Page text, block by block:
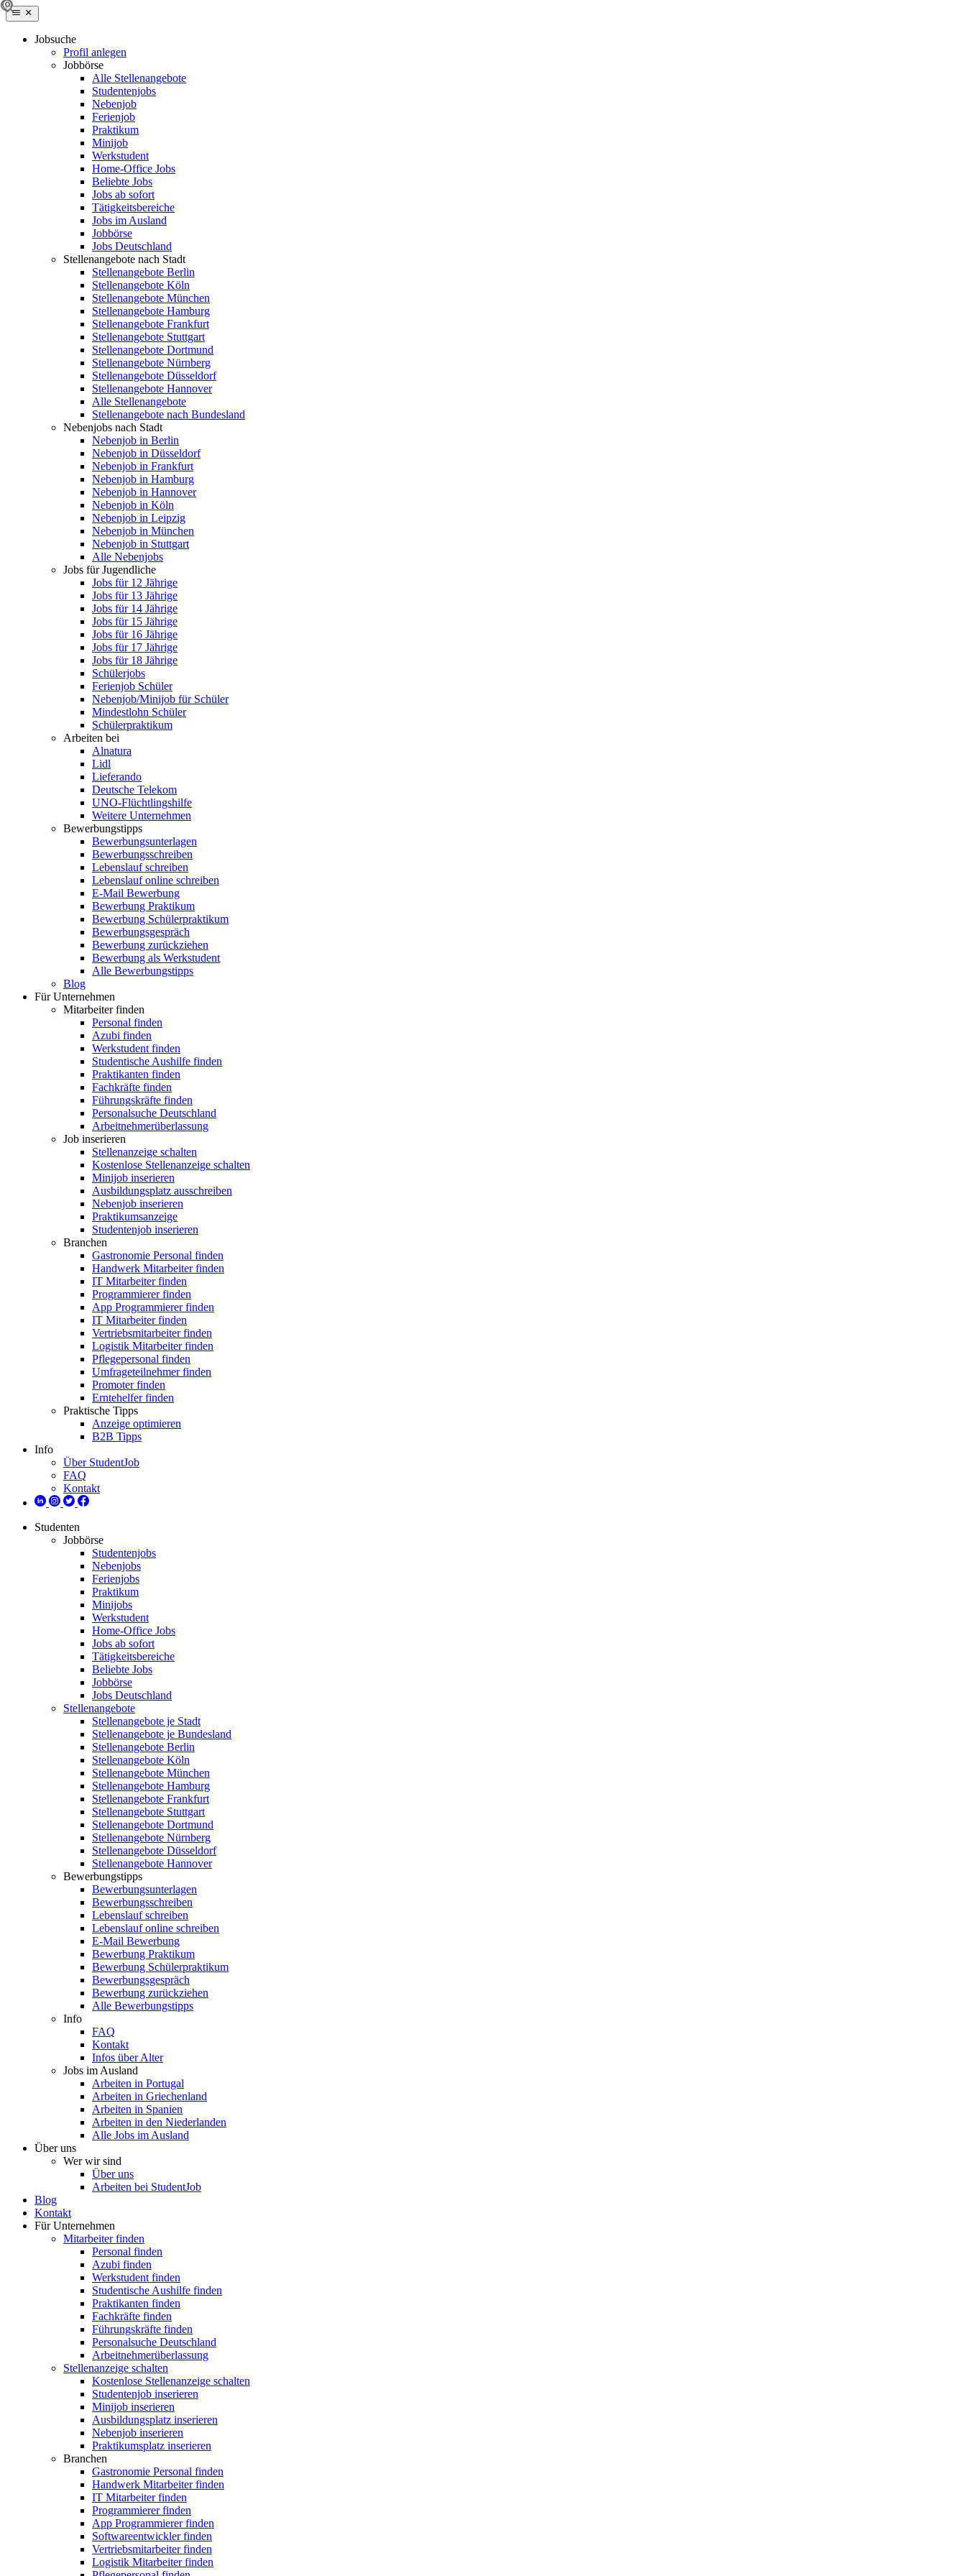
Jobsuche
Profil anlegen
Jobbörse
Alle Stellenangebote
Studentenjobs
Nebenjob
Ferienjob
Praktikum
Minijob
Werkstudent
Home-Office Jobs
Beliebte Jobs
Jobs ab sofort
Tätigkeitsbereiche
Jobs im Ausland
Jobbörse
Jobs Deutschland
Stellenangebote nach Stadt
Stellenangebote Berlin
Stellenangebote Köln
Stellenangebote München
Stellenangebote Hamburg
Stellenangebote Frankfurt
Stellenangebote Stuttgart
Stellenangebote Dortmund
Stellenangebote Nürnberg
Stellenangebote Düsseldorf
Stellenangebote Hannover
Alle Stellenangebote
Stellenangebote nach Bundesland
Nebenjobs nach Stadt
Nebenjob in Berlin
Nebenjob in Düsseldorf
Nebenjob in Frankfurt
Nebenjob in Hamburg
Nebenjob in Hannover
Nebenjob in Köln
Nebenjob in Leipzig
Nebenjob in München
Nebenjob in Stuttgart
Alle Nebenjobs
Jobs für Jugendliche
Jobs für 12 Jährige
Jobs für 13 Jährige
Jobs für 14 Jährige
Jobs für 15 Jährige
Jobs für 16 Jährige
Jobs für 17 Jährige
Jobs für 18 Jährige
Schülerjobs
Ferienjob Schüler
Nebenjob/Minijob für Schüler
Mindestlohn Schüler
Schülerpraktikum
Arbeiten bei
Alnatura
Lidl
Lieferando
Deutsche Telekom
UNO-Flüchtlingshilfe
Weitere Unternehmen
Bewerbungstipps
Bewerbungsunterlagen
Bewerbungsschreiben
Lebenslauf schreiben
Lebenslauf online schreiben
E-Mail Bewerbung
Bewerbung Praktikum
Bewerbung Schülerpraktikum
Bewerbungsgespräch
Bewerbung zurückziehen
Bewerbung als Werkstudent
Alle Bewerbungstipps
Blog
Für Unternehmen
Mitarbeiter finden
Personal finden
Azubi finden
Werkstudent finden
Studentische Aushilfe finden
Praktikanten finden
Fachkräfte finden
Führungskräfte finden
Personalsuche Deutschland
Arbeitnehmerüberlassung
Job inserieren
Stellenanzeige schalten
Kostenlose Stellenanzeige schalten
Minijob inserieren
Ausbildungsplatz ausschreiben
Nebenjob inserieren
Praktikumsanzeige
Studentenjob inserieren
Branchen
Gastronomie Personal finden
Handwerk Mitarbeiter finden
IT Mitarbeiter finden
Programmierer finden
App Programmierer finden
IT Mitarbeiter finden
Vertriebsmitarbeiter finden
Logistik Mitarbeiter finden
Pflegepersonal finden
Umfrageteilnehmer finden
Promoter finden
Erntehelfer finden
Praktische Tipps
Anzeige optimieren
B2B Tipps
Info
Über StudentJob
FAQ
Kontakt
Studenten
Jobbörse
Studentenjobs
Nebenjobs
Ferienjobs
Praktikum
Minijobs
Werkstudent
Home-Office Jobs
Jobs ab sofort
Tätigkeitsbereiche
Beliebte Jobs
Jobbörse
Jobs Deutschland
Stellenangebote
Stellenangebote je Stadt
Stellenangebote je Bundesland
Stellenangebote Berlin
Stellenangebote Köln
Stellenangebote München
Stellenangebote Hamburg
Stellenangebote Frankfurt
Stellenangebote Stuttgart
Stellenangebote Dortmund
Stellenangebote Nürnberg
Stellenangebote Düsseldorf
Stellenangebote Hannover
Bewerbungstipps
Bewerbungsunterlagen
Bewerbungsschreiben
Lebenslauf schreiben
Lebenslauf online schreiben
E-Mail Bewerbung
Bewerbung Praktikum
Bewerbung Schülerpraktikum
Bewerbungsgespräch
Bewerbung zurückziehen
Alle Bewerbungstipps
Info
FAQ
Kontakt
Infos über Alter
Jobs im Ausland
Arbeiten in Portugal
Arbeiten in Griechenland
Arbeiten in Spanien
Arbeiten in den Niederlanden
Alle Jobs im Ausland
Über uns
Wer wir sind
Über uns
Arbeiten bei StudentJob
Blog
Kontakt
Für Unternehmen
Mitarbeiter finden
Personal finden
Azubi finden
Werkstudent finden
Studentische Aushilfe finden
Praktikanten finden
Fachkräfte finden
Führungskräfte finden
Personalsuche Deutschland
Arbeitnehmerüberlassung
Stellenanzeige schalten
Kostenlose Stellenanzeige schalten
Studentenjob inserieren
Minijob inserieren
Ausbildungsplatz inserieren
Nebenjob inserieren
Praktikumsplatz inserieren
Branchen
Gastronomie Personal finden
Handwerk Mitarbeiter finden
IT Mitarbeiter finden
Programmierer finden
App Programmierer finden
Softwareentwickler finden
Vertriebsmitarbeiter finden
Logistik Mitarbeiter finden